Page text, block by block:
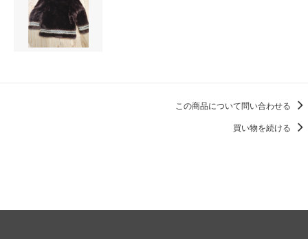
この商品について問い合わせる
買い物を続ける